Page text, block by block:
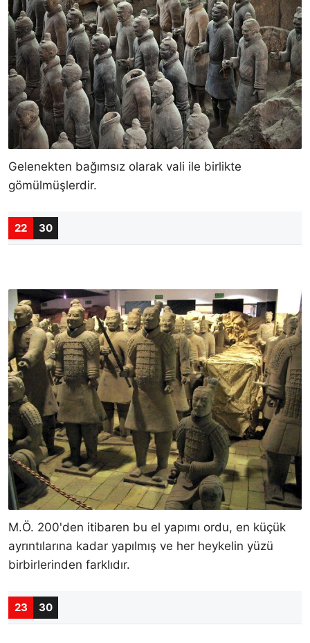
Gelenekten bağımsız olarak vali ile birlikte
gömülmüşlerdir.
22 30
M.Ö. 200'den itibaren bu el yapımı ordu, en küçük
ayrıntılarına kadar yapılmış ve her heykelin yüzü
birbirlerinden farklıdır.
23 30